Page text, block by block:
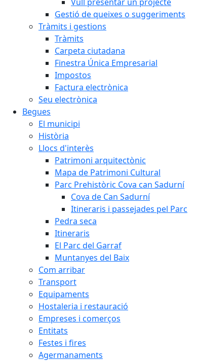
Gestió de queixes o suggeriments
Tràmits i gestions
Tràmits
Carpeta ciutadana
Finestra Única Empresarial
Impostos
Factura electrònica
Seu electrònica
Begues
El municipi
Història
Llocs d'interès
Patrimoni arquitectònic
Mapa de Patrimoni Cultural
Parc Prehistòric Cova can Sadurní
Cova de Can Sadurní
Itineraris i passejades pel Parc
Pedra seca
Itineraris
El Parc del Garraf
Muntanyes del Baix
Com arribar
Transport
Equipaments
Hostaleria i restauració
Empreses i comerços
Entitats
Festes i fires
Agermanaments